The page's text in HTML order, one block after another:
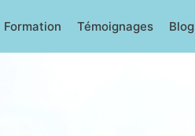
Formation Témoignages Blog